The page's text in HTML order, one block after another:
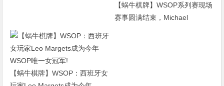
【蜗牛棋牌】WSOP系列赛现场
赛事圆满结束，Michael
【蜗牛棋牌】WSOP：西班牙女